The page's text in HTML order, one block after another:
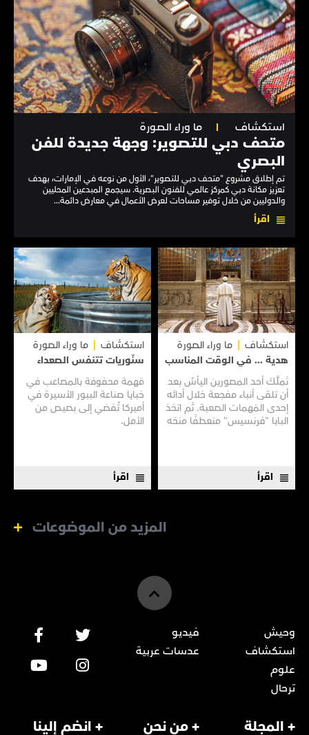
استكشاف ما وراء الصورة
متحف دبي للتصوير: وجهة جديدة للفن
البصري
تم إطلاق مشروع "متحف دبي للتصوير"، الأول من نوعه في الإمارات، بهدف
تعزيز مكانة دبي كمركز عالمي للفنون البصرية. سيجمع المبدعين المحليين
والدوليين من خلال توفير مساحات لعرض الأعمال في معارض دائمة...
اقرأ
استكشاف
ما وراء الصورة
هدية ... في الوقت المناسب
تَملَّكَ أحد المصورين اليأسُ بعد
أن تلقى أنباء مفجعة خلال أدائه
إحدى المَهمات الصعبة. ثم اتخذ
البابا "فرنسيس" منعطفًا منحَه
اقرأ
استكشاف
ما وراء الصورة
سنّوريات تتنفس الصعداء
مَهمة محفوفة بالمصاعب في
خبايا صناعة الببور الأسيرة في
أميركا تُفضي إلى بصيص من
الأمل.
اقرأ
المزيد من الموضوعات
وحيش
استكشاف
علوم
ترحال
فيديو
عدسات عربية
+ المجلة + من نحن + انضم إلينا